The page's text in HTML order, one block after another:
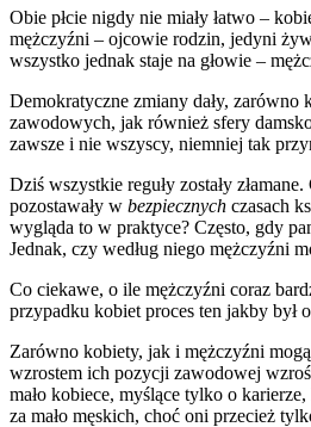
Obie płcie nigdy nie miały łatwo –
mężczyźni – ojcowie rodzin, jedyni
wszystko jednak staje na głowie –
Demokratyczne zmiany dały,
zawodowych, jak również sfery
zawsze i nie wszyscy, niemniej tak
Dziś wszystkie reguły zostały
pozostawały w bezpiecznych czasach
wygląda to w praktyce? Często, gdy
Jednak, czy według niego mężczyźni
Co ciekawe, o ile mężczyźni coraz
przypadku kobiet proces ten jakby był
Zarówno kobiety, jak i mężczyźni
wzrostem ich pozycji zawodowej
mało kobiece, myślące tylko o
za mało męskich, choć oni przecież